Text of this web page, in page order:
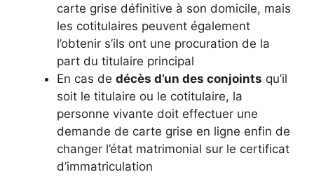
carte grise définitive à son domicile, mais
les cotitulaires peuvent également
l’obtenir s’ils ont une procuration de la
part du titulaire principal
En cas de décès d’un des conjoints qu’il
soit le titulaire ou le cotitulaire, la
personne vivante doit effectuer une
demande de carte grise en ligne enfin de
changer l’état matrimonial sur le certificat
d’immatriculation